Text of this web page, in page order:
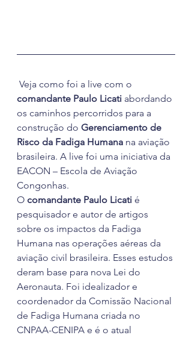
Veja como foi a live com o
comandante Paulo Licati abordando
os caminhos percorridos para a
construção do Gerenciamento de
Risco da Fadiga Humana na aviação
brasileira. A live foi uma iniciativa da
EACON – Escola de Aviação
Congonhas.
O comandante Paulo Licati é
pesquisador e autor de artigos
sobre os impactos da Fadiga
Humana nas operações aéreas da
aviação civil brasileira. Esses estudos
deram base para nova Lei do
Aeronauta. Foi idealizador e
coordenador da Comissão Nacional
de Fadiga Humana criada no
CNPAA-CENIPA e é o atual